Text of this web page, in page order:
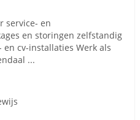
service- en
en storingen zelfstandig
cv-installaties Werk als
...